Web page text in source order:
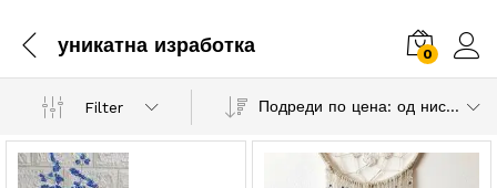
уникатна изработка 0
Filter Подреди по цена: од ниска према висока